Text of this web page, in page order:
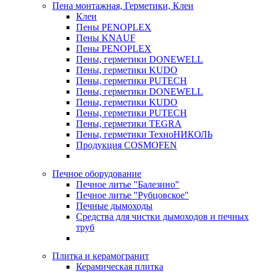
Пена монтажная, Герметики, Клеи
Клеи
Пены PENOPLEX
Пены KNAUF
Пены PENOPLEX
Пены, герметики DONEWELL
Пены, герметики KUDO
Пены, герметики PUTECH
Пены, герметики DONEWELL
Пены, герметики KUDO
Пены, герметики PUTECH
Пены, герметики TEGRA
Пены, герметики ТехноНИКОЛЬ
Продукция COSMOFEN
Печное оборудование
Печное литье "Балезино"
Печное литье "Рубцовское"
Печные дымоходы
Средства для чистки дымоходов и печных
труб
Плитка и керамогранит
Керамическая плитка